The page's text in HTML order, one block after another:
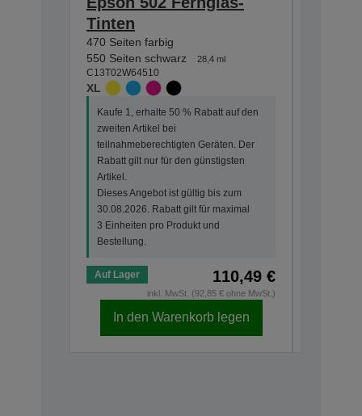
Tinten
470 Seiten farbig
550 Seiten schwarz
28,4 ml
C13T02W64510
XL
Kaufe 1, erhalte 50 % Rabatt auf den
zweiten Artikel bei
teilnahmeberechtigten Geräten. Der
Rabatt gilt nur für den günstigsten
Artikel.
Dieses Angebot ist gültig bis zum
30.08.2026. Rabatt gilt für maximal
3 Einheiten pro Produkt und
Bestellung.
Auf Lager 110,49 €
inkl. MwSt. (92,85 € ohne MwSt.)
In den Warenkorb legen